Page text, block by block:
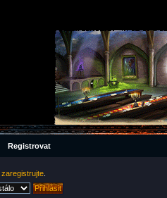
Registrovat
zaregistrujte